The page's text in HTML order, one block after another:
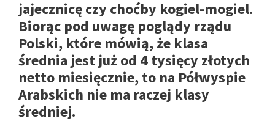
jajecznicę czy choćby kogiel-mogiel.
Biorąc pod uwagę poglądy rządu
Polski, które mówią, że klasa
średnia jest już od 4 tysięcy złotych
netto miesięcznie, to na Półwyspie
Arabskich nie ma raczej klasy
średniej.